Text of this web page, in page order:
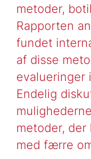
metoder,
Rapporten
fundet
af disse
evalueringer
Endelig
metoder, der
med færre